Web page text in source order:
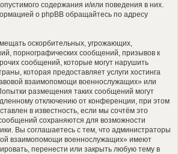
содержания и/или поведения в них.
о phpBB обращайтесь по адресу
оскорбительных, угрожающих,
порнографических сообщений, призывов к
сообщений, которые могут нарушить
которая предоставляет услуги хостинга
взаимопомощи военнослужащих» или
размещения таких сообщений могут
отключению от конференции, при этом
в известность, если мы сочтём это
сохраняются для возможности
Вы соглашаетесь с тем, что администраторы
взаимопомощи военнослужащих» имеют
перенести или закрыть любую тему в